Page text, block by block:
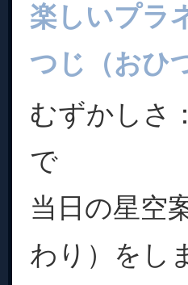
楽しいプラ
つじ（おひ
むずかし
で
当日の星空
わり）をし